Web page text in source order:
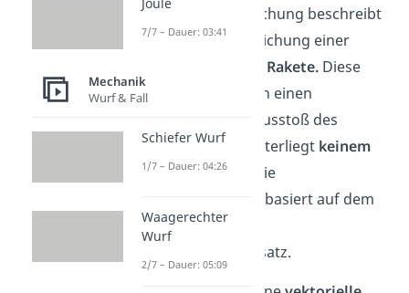
Raketengrundgleichung beschreibt
die Bewegungsgleichung einer
kräftefreien Rakete.Diese
beschleunigt durch einen
kontinuierlichen Ausstoß des
Treibstoffs und unterliegt keinem
Luftwiderstand
. Die
Raketengleichung basiert auf dem
Impuls und dem
Impulserhaltungssatz.
Joule
7/7 – Dauer: 03:41
Mechanik
Wurf & Fall
Schiefer Wurf
1/7 – Dauer: 04:26
Waagerechter
Wurf
2/7 – Dauer: 05:09